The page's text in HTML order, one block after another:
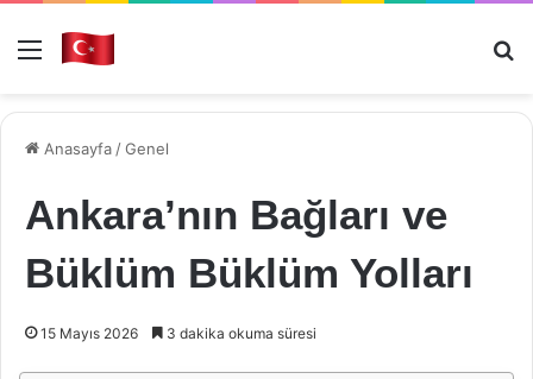
Menü
Anasayfa /Genel
Ankara’nın Bağları ve
Büklüm Büklüm Yolları
15 Mayıs 2026 3 dakika okuma süresi